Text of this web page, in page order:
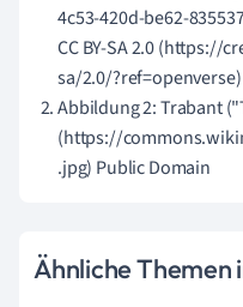
4c53-420d-be62-
CC BY-SA 2.0 (https://
sa/2.0/?ref=openverse)
Abbildung 2: Trabant
(https://
.jpg) Public Domain
Ähnliche Themen